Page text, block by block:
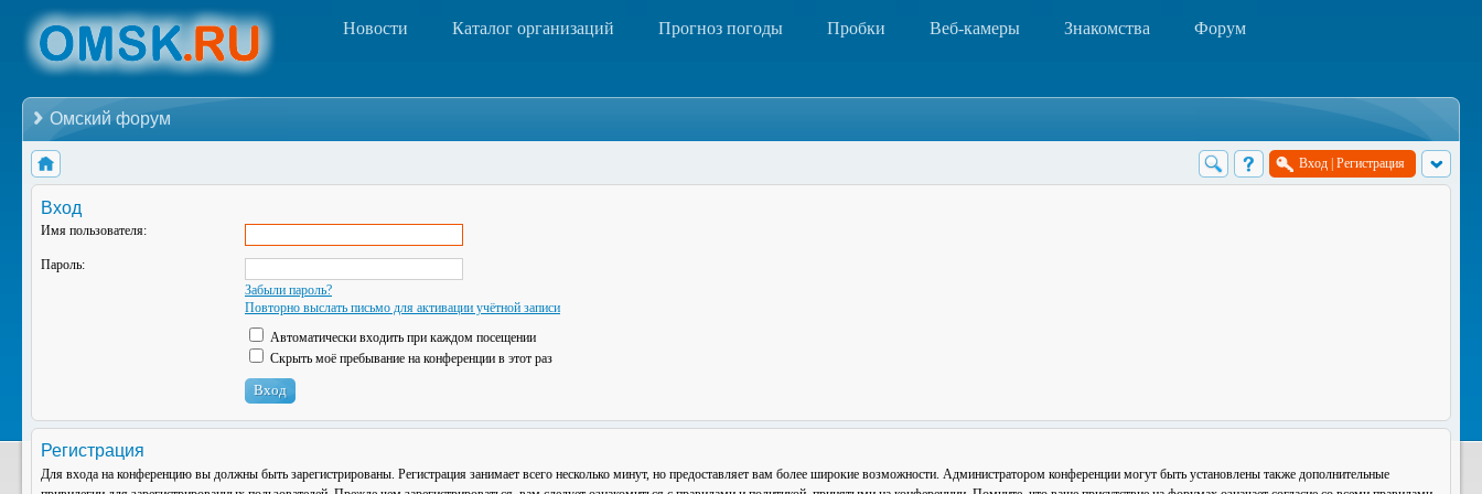
Новости Каталог организаций Прогноз погоды Пробки Веб-камеры Знакомства Форум
Омский форум
Вход Регистрация
Вход
Имя пользователя:
Пароль:
Забыли пароль?
Повторно выслать письмо для активации учётной записи
Автоматически входить при каждом посещении
Скрыть моё пребывание на конференции в этот раз
Регистрация
Для входа на конференцию вы должны быть зарегистрированы. Регистрация занимает всего несколько минут, но предоставляет вам более широкие возможности. Администратором конференции могут быть установлены также дополнительные